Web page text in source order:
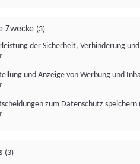
Zwecke (3)
der Sicherheit, Verhinderung
und Anzeige von Werbung und
zum Datenschutz
(3)